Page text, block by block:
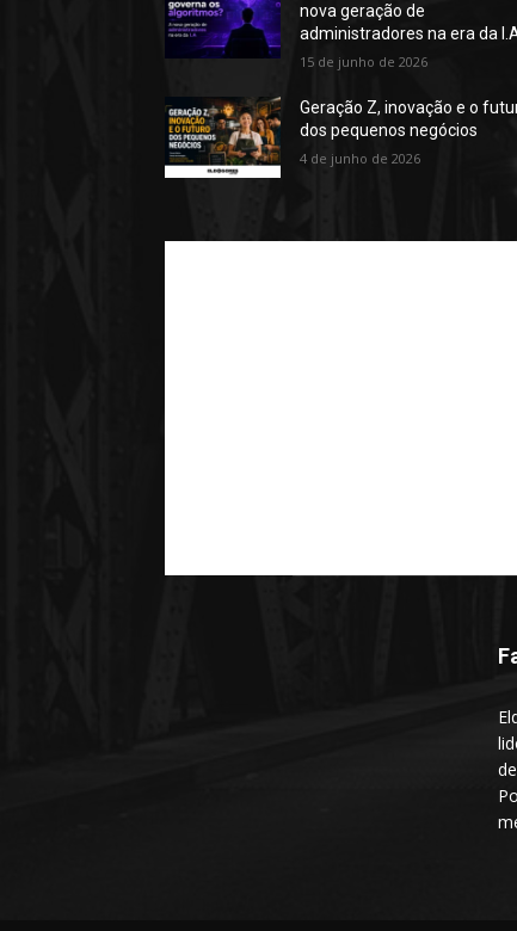
nova geração de
administradores na era da
15 de junho de 2026
Geração Z, inovação e o
dos pequenos negócios
4 de junho de 2026